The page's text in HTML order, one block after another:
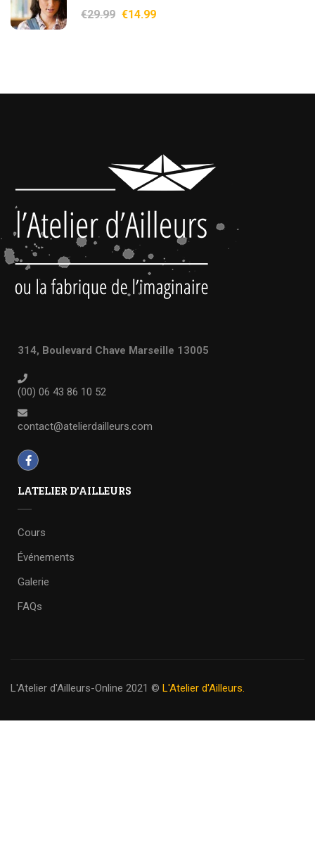
€29.99 €14.99
314, Boulevard Chave Marseille 13005
(00) 06 43 86 10 52
contact@atelierdailleurs.com
LATELIER D'AILLEURS
Cours
Événements
Galerie
FAQs
L'Atelier d'Ailleurs-Online 2021 © L'Atelier d'Ailleurs.